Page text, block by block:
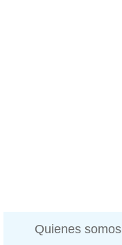
Quienes somos